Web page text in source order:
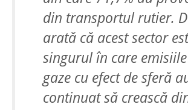
din transportul rutier.
arată că acest sector
singurul în care
gaze cu efect de sferă
continuat să crească